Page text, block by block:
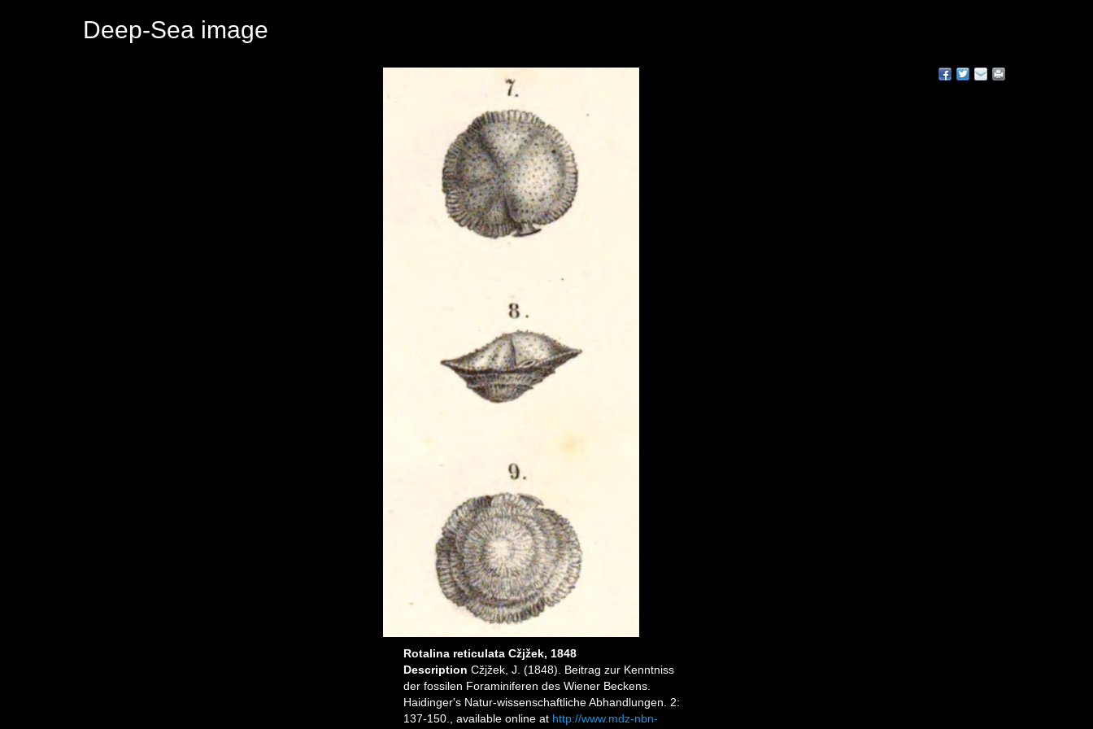
Deep-Sea image
Rotalina reticulata Cžjžek, 1848
Description Cžjžek, J. (1848). Beitrag zur Kenntniss
der fossilen Foraminiferen des Wiener Beckens.
Haidinger's Natur-wissenschaftliche Abhandlungen. 2:
137-150., available online at http://www.mdz-nbn-